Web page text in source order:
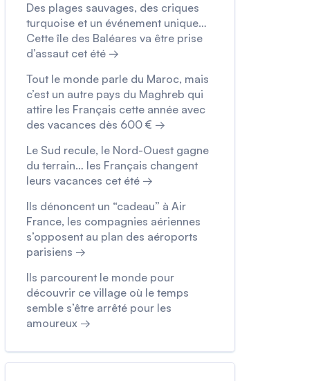
Des plages sauvages, des criques
turquoise et un événement unique…
Cette île des Baléares va être prise
d’assaut cet été →
Tout le monde parle du Maroc, mais
c’est un autre pays du Maghreb qui
attire les Français cette année avec
des vacances dès 600 € →
Le Sud recule, le Nord-Ouest gagne
du terrain… les Français changent
leurs vacances cet été →
Ils dénoncent un “cadeau” à Air
France, les compagnies aériennes
s’opposent au plan des aéroports
parisiens →
Ils parcourent le monde pour
découvrir ce village où le temps
semble s’être arrêté pour les
amoureux →